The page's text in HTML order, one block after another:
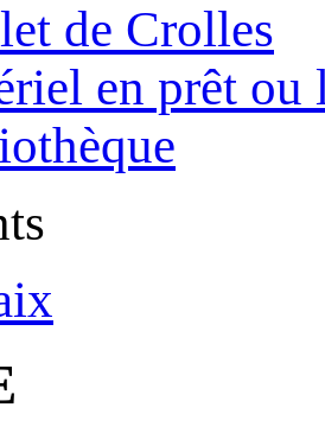
de Crolles
en prêt ou